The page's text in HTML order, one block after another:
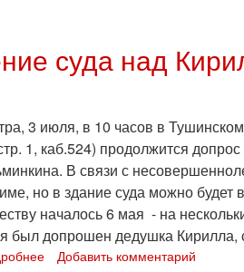
суда над
3 июля, в 10 часов в
1, каб.524) продолжится
В связи с
но в здание суда можно будет
началось 6 мая - на
был допрошен дедушка Кирилла,
Добавить комментарий